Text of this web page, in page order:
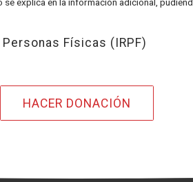
Físicas (IRPF)